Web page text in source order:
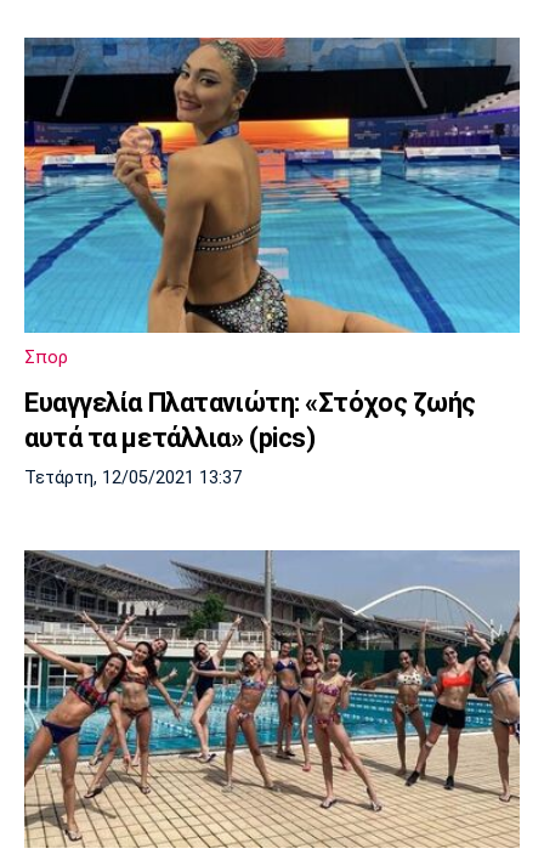
Σπορ
Ευαγγελία Πλατανιώτη: «Στόχος ζωής
αυτά τα μετάλλια» (pics)
Τετάρτη, 12/05/2021 13:37